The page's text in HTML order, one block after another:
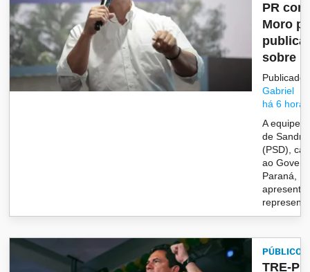
PR
Moro
sobre
Publicado
Gabriel
há 6 horas
A equipe
de Sandro
(PSD),
ao
Paraná,
PÚBLICO
TRE-PR